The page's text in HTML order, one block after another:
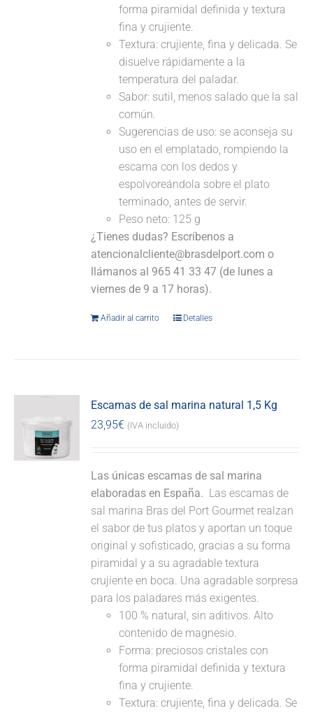
forma piramidal definida y textura
fina y crujiente.
Textura: crujiente, fina y delicada. Se
disuelve rápidamente a la
temperatura del paladar.
Sabor: sutil, menos salado que la sal
común.
Sugerencias de uso: se aconseja su
uso en el emplatado, rompiendo la
escama con los dedos y
espolvoreándola sobre el plato
terminado, antes de servir.
Peso neto: 125 g
¿Tienes dudas? Escríbenos a
atencionalcliente@brasdelport.com o
llámanos al 965 41 33 47 (de lunes a
viernes de 9 a 17 horas).
Añadir al carrito Detalles
Escamas de sal marina natural 1,5 Kg
23,95€ (IVA incluido)
Las únicas escamas de sal marina
elaboradas en España. Las escamas de
sal marina Bras del Port Gourmet realzan
el sabor de tus platos y aportan un toque
original y sofisticado, gracias a su forma
piramidal y a su agradable textura
crujiente en boca. Una agradable sorpresa
para los paladares más exigentes.
100 % natural, sin aditivos. Alto
contenido de magnesio.
Forma: preciosos cristales con
forma piramidal definida y textura
fina y crujiente.
Textura: crujiente, fina y delicada. Se